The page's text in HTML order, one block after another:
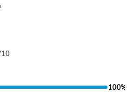
10
100%